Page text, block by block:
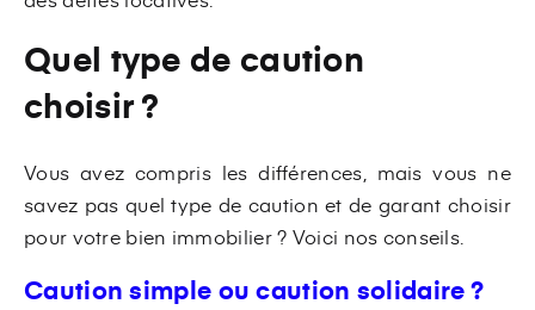
Quel type de caution
choisir ?
Vous avez compris les différences, mais vous ne
savez pas quel type de caution et de garant choisir
pour votre bien immobilier ? Voici nos conseils.
Caution simple ou caution solidaire ?